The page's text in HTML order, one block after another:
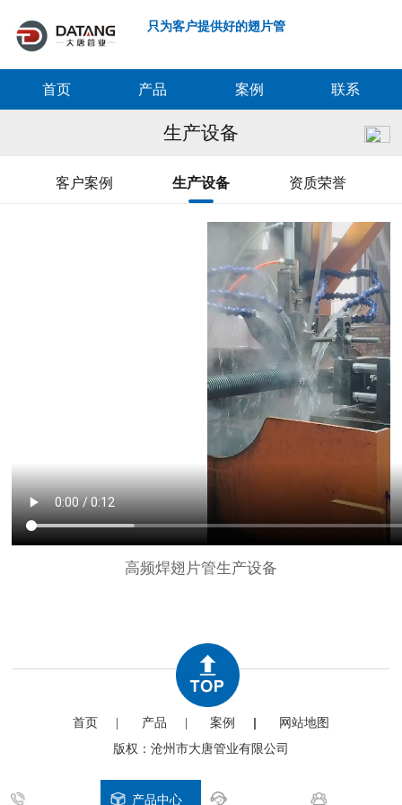
只为客户提供好的翅片管
首页 产品 案例 联系
生产设备
客户案例 生产设备 资质荣誉
高频焊翅片管生产设备
首页 产品 案例
网站地图
版权：沧州市大唐管业有限公司
产品中心